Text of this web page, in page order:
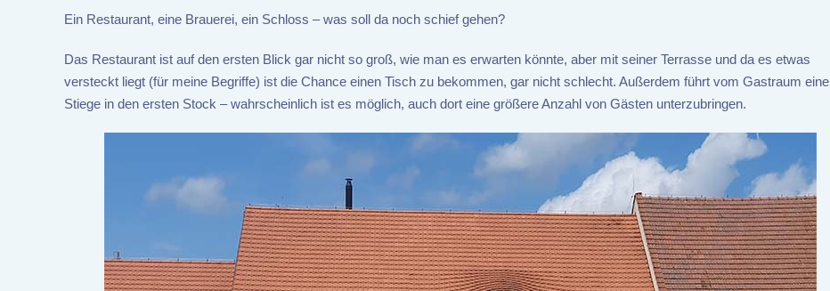
Ein Restaurant, eine Brauerei, ein Schloss – was soll da noch schief gehen?
Das Restaurant ist auf den ersten Blick gar nicht so groß, wie man es erwarten könnte, aber mit seiner Terrasse und da es etwas
versteckt liegt (für meine Begriffe) ist die Chance einen Tisch zu bekommen, gar nicht schlecht. Außerdem führt vom Gastraum eine
Stiege in den ersten Stock – wahrscheinlich ist es möglich, auch dort eine größere Anzahl von Gästen unterzubringen.